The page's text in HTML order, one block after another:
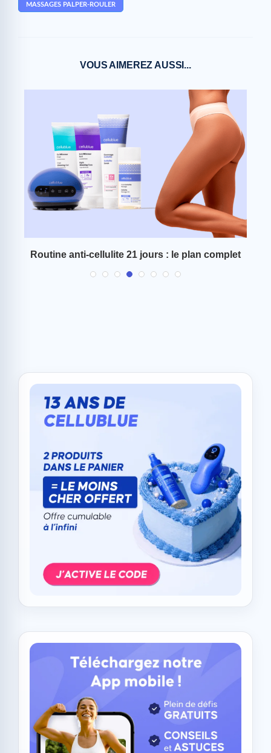
MASSAGES PALPER-ROULER
VOUS AIMEREZ AUSSI...
Routine anti-cellulite 21 jours : le plan complet